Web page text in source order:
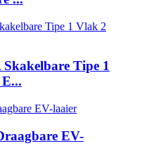
Tipe 1
EV-